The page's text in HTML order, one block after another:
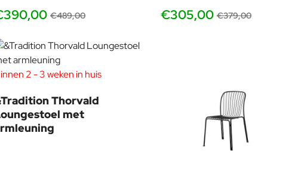
€489,00 €305,00 €379,00
2 - 3 weken in huis
Thorvald
met